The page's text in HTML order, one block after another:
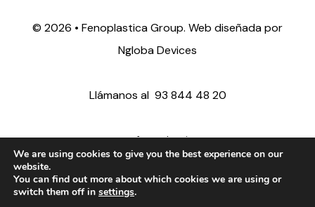
© 2026 • Fenoplastica Group. Web diseñada por
Ngloba Devices
Llámanos al 93 844 48 20
ventas@fenoplastica.com
export@fenoplastica.com
We are using cookies to give you the best experience on our
website.
You can find out more about which cookies we are using or
switch them off in settings.